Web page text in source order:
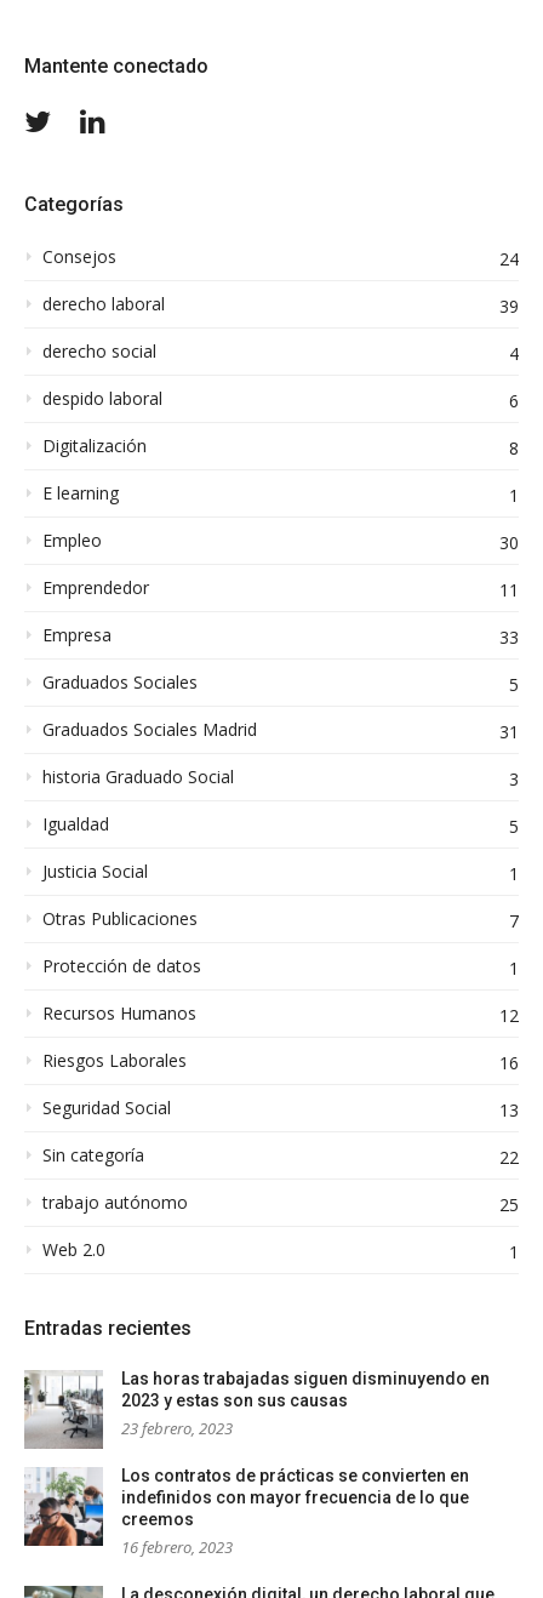
Mantente conectado
TwitterLinkedIn
Categorías
Consejos
24
derecho laboral
39
derecho social
4
despido laboral
6
Digitalización
8
E learning
1
Empleo
30
Emprendedor
11
Empresa
33
Graduados Sociales
5
Graduados Sociales Madrid
31
historia Graduado Social
3
Igualdad
5
Justicia Social
1
Otras Publicaciones
7
Protección de datos
1
Recursos Humanos
12
Riesgos Laborales
16
Seguridad Social
13
Sin categoría
22
trabajo autónomo
25
Web 2.0
1
Entradas recientes
Las horas trabajadas siguen disminuyendo en
2023 y estas son sus causas
23 febrero, 2023
Los contratos de prácticas se convierten en
indefinidos con mayor frecuencia de lo que
creemos
16 febrero, 2023